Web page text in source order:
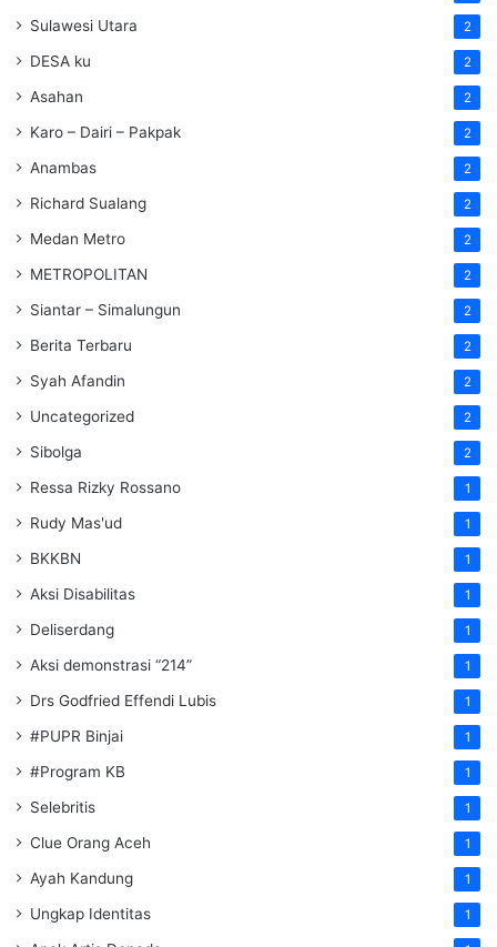
Sulawesi Utara 2
DESA ku 2
Asahan 2
Karo – Dairi – Pakpak 2
Anambas 2
Richard Sualang 2
Medan Metro 2
METROPOLITAN 2
Siantar – Simalungun 2
Berita Terbaru 2
Syah Afandin 2
Uncategorized 2
Sibolga 2
Ressa Rizky Rossano 1
Rudy Mas'ud 1
BKKBN 1
Aksi Disabilitas 1
Deliserdang 1
Aksi demonstrasi “214” 1
Drs Godfried Effendi Lubis 1
#PUPR Binjai 1
#Program KB 1
Selebritis 1
Clue Orang Aceh 1
Ayah Kandung 1
Ungkap Identitas 1